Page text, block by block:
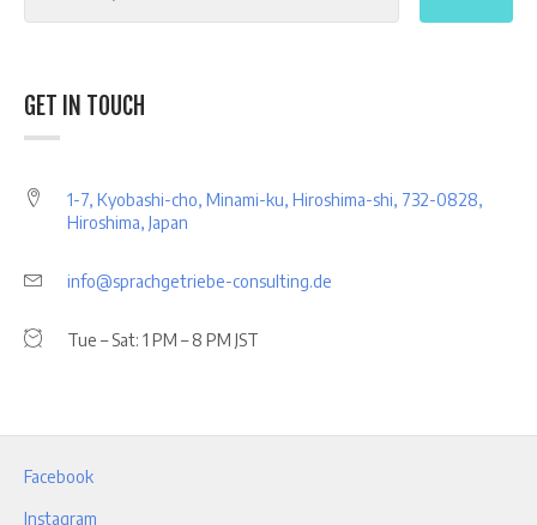
GET IN TOUCH
1-7, Kyobashi-cho, Minami-ku, Hiroshima-shi, 732-0828,
Hiroshima, Japan
info@sprachgetriebe-consulting.de
Tue – Sat: 1 PM – 8 PM JST
Facebook
Instagram